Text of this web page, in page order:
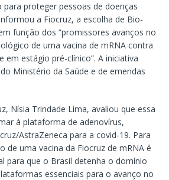
proteger pessoas de doenças
a Fiocruz, a escolha de Bio-
função dos “promissores avanços no
de uma vacina de mRNA contra
em estágio pré-clínico”. A iniciativa
Ministério da Saúde e de emendas
Nísia Trindade Lima, avaliou que essa
à plataforma de adenovírus,
AstraZeneca para a covid-19. Para
de uma vacina da Fiocruz de mRNA é
para que o Brasil detenha o domínio
essenciais para o avanço no